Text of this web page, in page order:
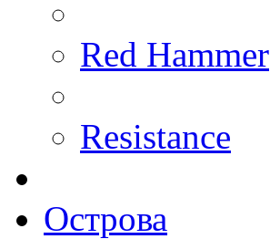
Red Hammer
Resistance
Острова